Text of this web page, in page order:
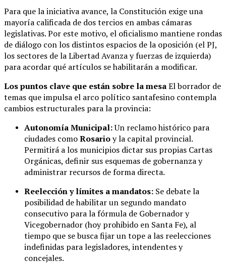
Para que la iniciativa avance, la Constitución exige una
mayoría calificada de dos tercios en ambas cámaras
legislativas. Por este motivo, el oficialismo mantiene rondas
de diálogo con los distintos espacios de la oposición (el PJ,
los sectores de la Libertad Avanza y fuerzas de izquierda)
para acordar qué artículos se habilitarán a modificar.
Los puntos clave que están sobre la mesaEl borrador de
temas que impulsa el arco político santafesino contempla
cambios estructurales para la provincia:
Autonomía Municipal:Un reclamo histórico para
ciudades comoRosarioy la capital provincial.
Permitirá a los municipios dictar sus propias Cartas
Orgánicas, definir sus esquemas de gobernanza y
administrar recursos de forma directa.
Reelección y límites a mandatos: Se debate la
posibilidad de habilitar un segundo mandato
consecutivo para la fórmula de Gobernador y
Vicegobernador (hoy prohibido en Santa Fe), al
tiempo que se busca fijar un tope a las reelecciones
indefinidas para legisladores, intendentes y
concejales.